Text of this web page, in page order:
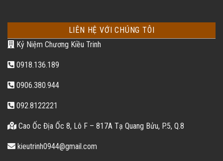
LIÊN HỆ VỚI CHÚNG TÔI
Kỷ Niệm Chương Kiều Trinh
0918.136.189
0906.380.944
092.8122221
Cao Ốc Địa Ốc 8, Lô F – 817A Tạ Quang Bửu, P.5, Q.8
kieutrinh0944@gmail.com